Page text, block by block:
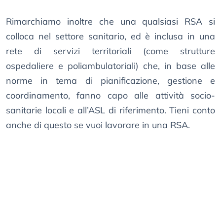
Rimarchiamo inoltre che una qualsiasi RSA si
colloca nel settore sanitario, ed è inclusa in una
rete di servizi territoriali (come strutture
ospedaliere e poliambulatoriali) che, in base alle
norme in tema di pianificazione, gestione e
coordinamento, fanno capo alle attività socio-
sanitarie locali e all’ASL di riferimento. Tieni conto
anche di questo se vuoi lavorare in una RSA.